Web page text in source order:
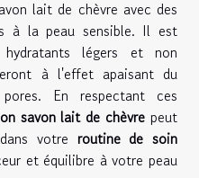
lait de chèvre avec des
à la peau sensible. Il est
légers et non
à l'effet apaisant du
En respectant ces
savon lait de chèvre peut
votre routine de soin
et équilibre à votre peau